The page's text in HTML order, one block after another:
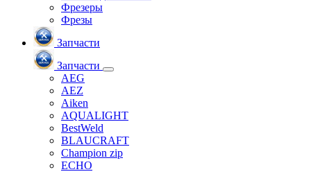
Фрезеры
Фрезы
Запчасти
Запчасти
AEG
AEZ
Aiken
AQUALIGHT
BestWeld
BLAUCRAFT
Champion zip
ECHO